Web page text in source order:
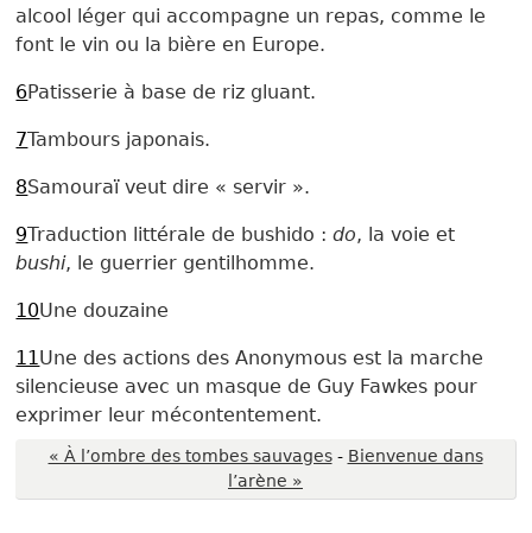
alcool léger qui accompagne un repas, comme le
font le vin ou la bière en Europe.
6Patisserie à base de riz gluant.
7Tambours japonais.
8Samouraï veut dire « servir ».
9Traduction littérale de bushido :do, la voie et
bushi, le guerrier gentilhomme.
10Une douzaine
11Une des actions des Anonymous est la marche
silencieuse avec un masque de Guy Fawkes pour
exprimer leur mécontentement.
« À l’ombre des tombes sauvages - Bienvenue dans
l’arène »